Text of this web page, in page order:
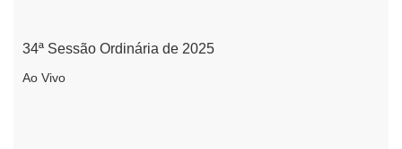
34ª Sessão Ordinária de 2025
Ao Vivo